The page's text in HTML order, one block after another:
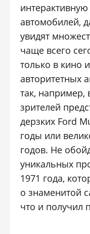
автомобилей,
увидят
чаще всего
только в кино
авторитетных
так, например,
зрителей
дерзких Ford
годы или
годов. Не
уникальных
1971 года,
о знаменитой
что и получил